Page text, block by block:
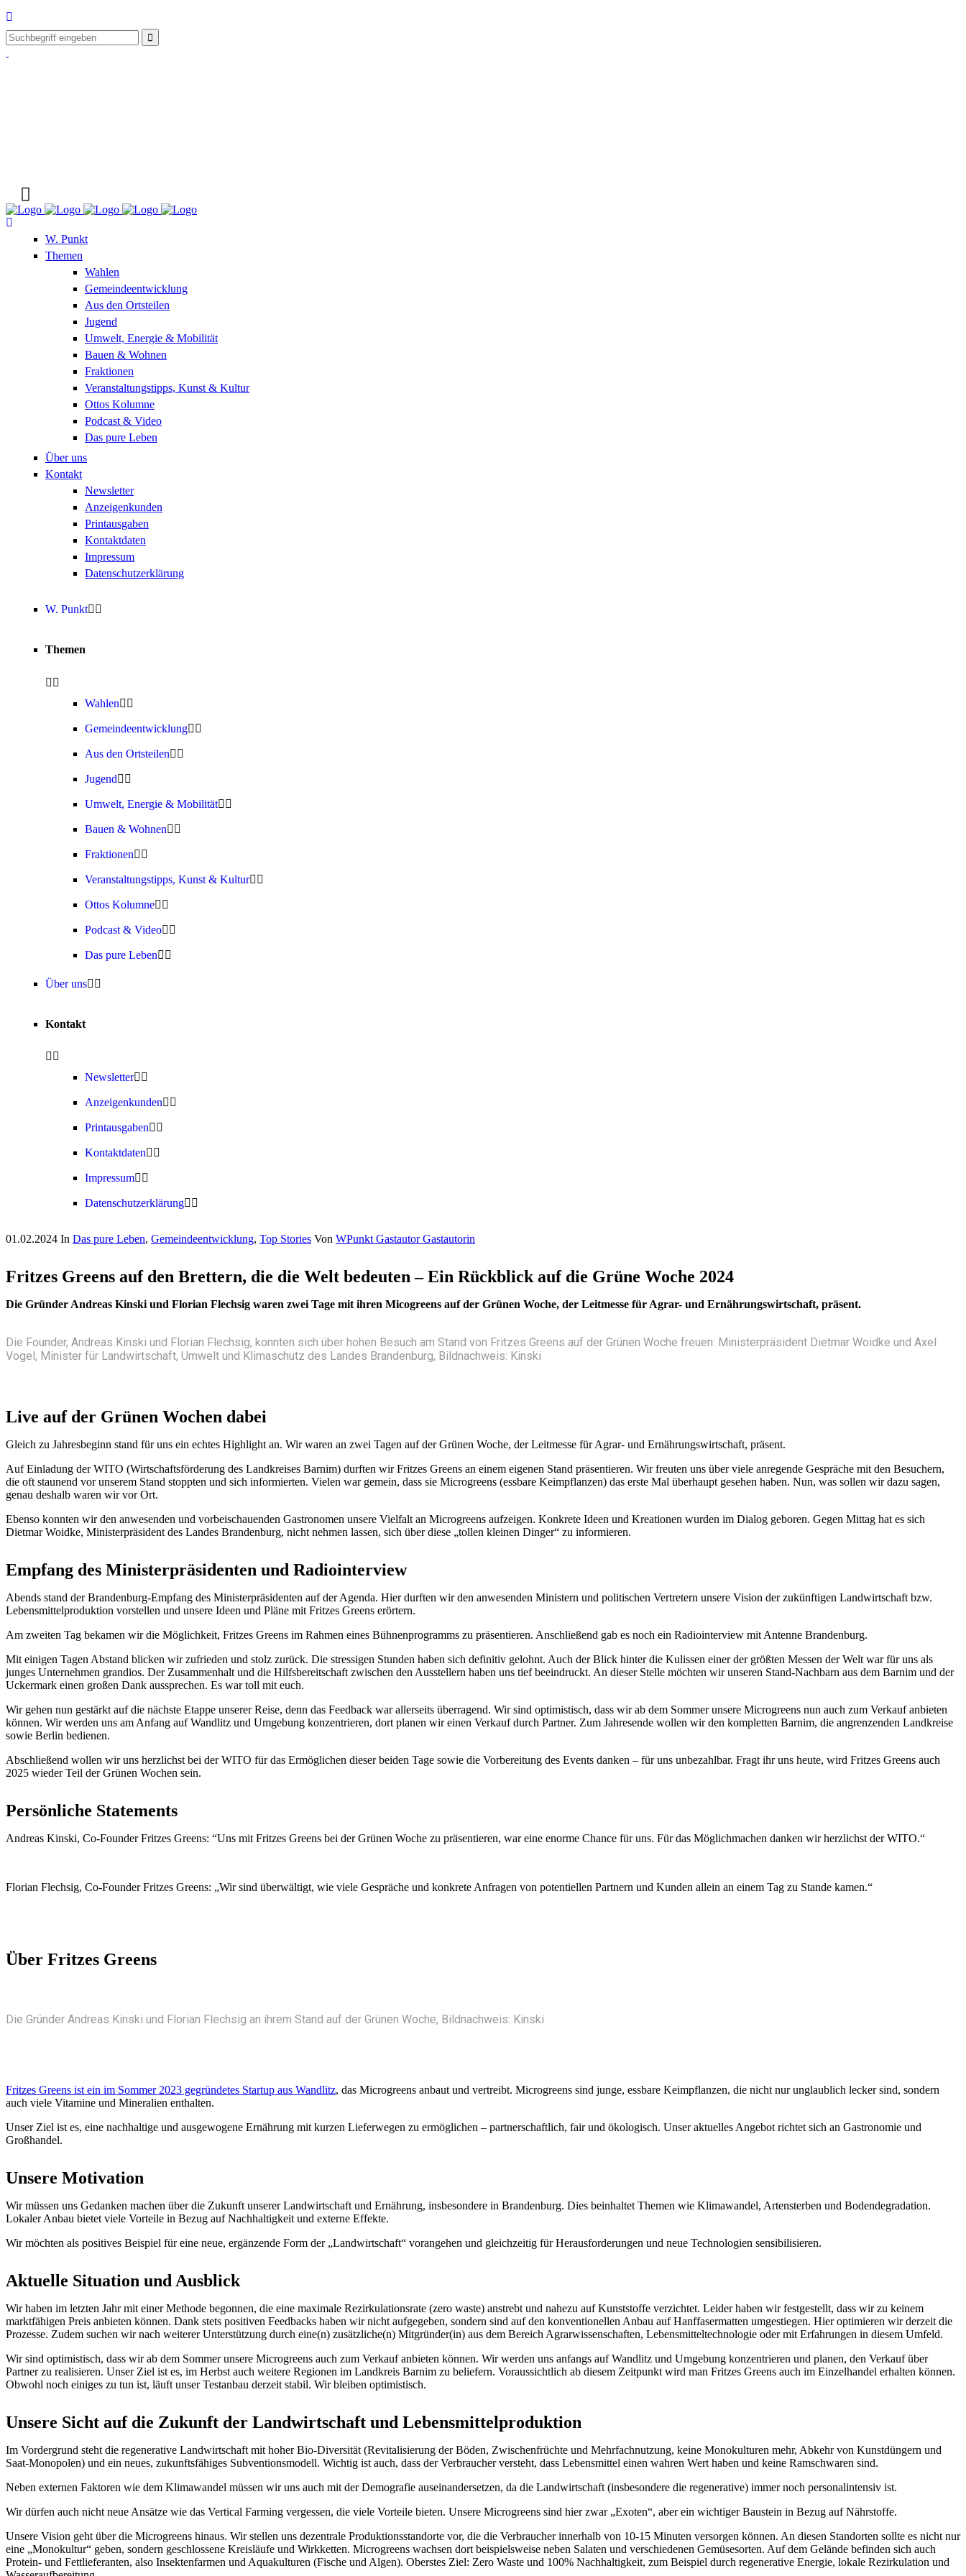
W. Punkt
Themen
Wahlen
Gemeindeentwicklung
Aus den Ortsteilen
Jugend
Umwelt, Energie & Mobilität
Bauen & Wohnen
Fraktionen
Veranstaltungstipps, Kunst & Kultur
Ottos Kolumne
Podcast & Video
Das pure Leben
Über uns
Kontakt
Newsletter
Anzeigenkunden
Printausgaben
Kontaktdaten
Impressum
Datenschutzerklärung
W. Punkt
Themen
Wahlen
Gemeindeentwicklung
Aus den Ortsteilen
Jugend
Umwelt, Energie & Mobilität
Bauen & Wohnen
Fraktionen
Veranstaltungstipps, Kunst & Kultur
Ottos Kolumne
Podcast & Video
Das pure Leben
Über uns
Kontakt
Newsletter
Anzeigenkunden
Printausgaben
Kontaktdaten
Impressum
Datenschutzerklärung
01.02.2024 In Das pure Leben, Gemeindeentwicklung, Top Stories Von WPunkt Gastautor Gastautorin
Fritzes Greens auf den Brettern, die die Welt bedeuten – Ein Rückblick auf die Grüne Woche 2024
Die Gründer Andreas Kinski und Florian Flechsig waren zwei Tage mit ihren Micogreens auf der Grünen Woche, der Leitmesse für Agrar- und Ernährungswirtschaft, präsent.
Die Founder, Andreas Kinski und Florian Flechsig, konnten sich über hohen Besuch am Stand von Fritzes Greens auf der Grünen Woche freuen: Ministerpräsident Dietmar Woidke und Axel
Vogel, Minister für Landwirtschaft, Umwelt und Klimaschutz des Landes Brandenburg, Bildnachweis: Kinski
Live auf der Grünen Wochen dabei
Gleich zu Jahresbeginn stand für uns ein echtes Highlight an. Wir waren an zwei Tagen auf der Grünen Woche, der Leitmesse für Agrar- und Ernährungswirtschaft, präsent.
Auf Einladung der WITO (Wirtschaftsförderung des Landkreises Barnim) durften wir Fritzes Greens an einem eigenen Stand präsentieren. Wir freuten uns über viele anregende Gespräche mit den Besuchern,
die oft staunend vor unserem Stand stoppten und sich informierten. Vielen war gemein, dass sie Microgreens (essbare Keimpflanzen) das erste Mal überhaupt gesehen haben. Nun, was sollen wir dazu sagen,
genau deshalb waren wir vor Ort.
Ebenso konnten wir den anwesenden und vorbeischauenden Gastronomen unsere Vielfalt an Microgreens aufzeigen. Konkrete Ideen und Kreationen wurden im Dialog geboren. Gegen Mittag hat es sich
Dietmar Woidke, Ministerpräsident des Landes Brandenburg, nicht nehmen lassen, sich über diese „tollen kleinen Dinger“ zu informieren.
Empfang des Ministerpräsidenten und Radiointerview
Abends stand der Brandenburg-Empfang des Ministerpräsidenten auf der Agenda. Hier durften wir den anwesenden Ministern und politischen Vertretern unsere Vision der zukünftigen Landwirtschaft bzw.
Lebensmittelproduktion vorstellen und unsere Ideen und Pläne mit Fritzes Greens erörtern.
Am zweiten Tag bekamen wir die Möglichkeit, Fritzes Greens im Rahmen eines Bühnenprogramms zu präsentieren. Anschließend gab es noch ein Radiointerview mit Antenne Brandenburg.
Mit einigen Tagen Abstand blicken wir zufrieden und stolz zurück. Die stressigen Stunden haben sich definitiv gelohnt. Auch der Blick hinter die Kulissen einer der größten Messen der Welt war für uns als
junges Unternehmen grandios. Der Zusammenhalt und die Hilfsbereitschaft zwischen den Ausstellern haben uns tief beeindruckt. An dieser Stelle möchten wir unseren Stand-Nachbarn aus dem Barnim und der
Uckermark einen großen Dank aussprechen. Es war toll mit euch.
Wir gehen nun gestärkt auf die nächste Etappe unserer Reise, denn das Feedback war allerseits überragend. Wir sind optimistisch, dass wir ab dem Sommer unsere Microgreens nun auch zum Verkauf anbieten
können. Wir werden uns am Anfang auf Wandlitz und Umgebung konzentrieren, dort planen wir einen Verkauf durch Partner. Zum Jahresende wollen wir den kompletten Barnim, die angrenzenden Landkreise
sowie Berlin bedienen.
Abschließend wollen wir uns herzlichst bei der WITO für das Ermöglichen dieser beiden Tage sowie die Vorbereitung des Events danken – für uns unbezahlbar. Fragt ihr uns heute, wird Fritzes Greens auch
2025 wieder Teil der Grünen Wochen sein.
Persönliche Statements
Andreas Kinski, Co-Founder Fritzes Greens: “Uns mit Fritzes Greens bei der Grünen Woche zu präsentieren, war eine enorme Chance für uns. Für das Möglichmachen danken wir herzlichst der WITO.“
Florian Flechsig, Co-Founder Fritzes Greens: „Wir sind überwältigt, wie viele Gespräche und konkrete Anfragen von potentiellen Partnern und Kunden allein an einem Tag zu Stande kamen.“
Über Fritzes Greens
Die Gründer Andreas Kinski und Florian Flechsig an ihrem Stand auf der Grünen Woche, Bildnachweis: Kinski
Fritzes Greens ist ein im Sommer 2023 gegründetes Startup aus Wandlitz, das Microgreens anbaut und vertreibt. Microgreens sind junge, essbare Keimpflanzen, die nicht nur unglaublich lecker sind, sondern
auch viele Vitamine und Mineralien enthalten.
Unser Ziel ist es, eine nachhaltige und ausgewogene Ernährung mit kurzen Lieferwegen zu ermöglichen – partnerschaftlich, fair und ökologisch. Unser aktuelles Angebot richtet sich an Gastronomie und
Großhandel.
Unsere Motivation
Wir müssen uns Gedanken machen über die Zukunft unserer Landwirtschaft und Ernährung, insbesondere in Brandenburg. Dies beinhaltet Themen wie Klimawandel, Artensterben und Bodendegradation.
Lokaler Anbau bietet viele Vorteile in Bezug auf Nachhaltigkeit und externe Effekte.
Wir möchten als positives Beispiel für eine neue, ergänzende Form der „Landwirtschaft“ vorangehen und gleichzeitig für Herausforderungen und neue Technologien sensibilisieren.
Aktuelle Situation und Ausblick
Wir haben im letzten Jahr mit einer Methode begonnen, die eine maximale Rezirkulationsrate (zero waste) anstrebt und nahezu auf Kunststoffe verzichtet. Leider haben wir festgestellt, dass wir zu keinem
marktfähigen Preis anbieten können. Dank stets positiven Feedbacks haben wir nicht aufgegeben, sondern sind auf den konventionellen Anbau auf Hanffasermatten umgestiegen. Hier optimieren wir derzeit die
Prozesse. Zudem suchen wir nach weiterer Unterstützung durch eine(n) zusätzliche(n) Mitgründer(in) aus dem Bereich Agrarwissenschaften, Lebensmitteltechnologie oder mit Erfahrungen in diesem Umfeld.
Wir sind optimistisch, dass wir ab dem Sommer unsere Microgreens auch zum Verkauf anbieten können. Wir werden uns anfangs auf Wandlitz und Umgebung konzentrieren und planen, den Verkauf über
Partner zu realisieren. Unser Ziel ist es, im Herbst auch weitere Regionen im Landkreis Barnim zu beliefern. Voraussichtlich ab diesem Zeitpunkt wird man Fritzes Greens auch im Einzelhandel erhalten können.
Obwohl noch einiges zu tun ist, läuft unser Testanbau derzeit stabil. Wir bleiben optimistisch.
Unsere Sicht auf die Zukunft der Landwirtschaft und Lebensmittelproduktion
Im Vordergrund steht die regenerative Landwirtschaft mit hoher Bio-Diversität (Revitalisierung der Böden, Zwischenfrüchte und Mehrfachnutzung, keine Monokulturen mehr, Abkehr von Kunstdüngern und
Saat-Monopolen) und ein neues, zukunftsfähiges Subventionsmodell. Wichtig ist auch, dass der Verbraucher versteht, dass Lebensmittel einen wahren Wert haben und keine Ramschwaren sind.
Neben externen Faktoren wie dem Klimawandel müssen wir uns auch mit der Demografie auseinandersetzen, da die Landwirtschaft (insbesondere die regenerative) immer noch personalintensiv ist.
Wir dürfen auch nicht neue Ansätze wie das Vertical Farming vergessen, die viele Vorteile bieten. Unsere Microgreens sind hier zwar „Exoten“, aber ein wichtiger Baustein in Bezug auf Nährstoffe.
Unsere Vision geht über die Microgreens hinaus. Wir stellen uns dezentrale Produktionsstandorte vor, die die Verbraucher innerhalb von 10-15 Minuten versorgen können. An diesen Standorten sollte es nicht nur
eine „Monokultur“ geben, sondern geschlossene Kreisläufe und Wirkketten. Microgreens wachsen dort beispielsweise neben Salaten und verschiedenen Gemüsesorten. Auf dem Gelände befinden sich auch
Protein- und Fettlieferanten, also Insektenfarmen und Aquakulturen (Fische und Algen). Oberstes Ziel: Zero Waste und 100% Nachhaltigkeit, zum Beispiel durch regenerative Energie, lokale Rezirkulation und